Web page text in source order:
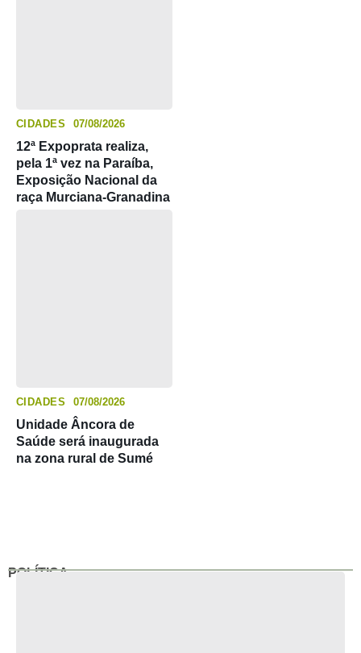
CIDADES 07/08/2026
12ª Expoprata realiza,
pela 1ª vez na Paraíba,
Exposição Nacional da
raça Murciana-Granadina
CIDADES 07/08/2026
Unidade Âncora de
Saúde será inaugurada
na zona rural de Sumé
POLÍTICA